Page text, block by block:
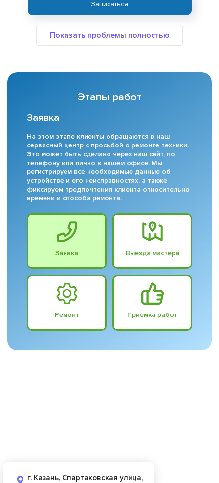
Записаться
Этапы работ
Заявка
На этом этапе клиенты обращаются в наш
сервисный центр с просьбой о ремонте техники.
Это может быть сделано через наш сайт, по
телефону или лично в нашем офисе. Мы
регистрируем все необходимые данные об
устройстве и его неисправностях, а также
фиксируем предпочтения клиента относительно
времени и способа ремонта.
Заявка Выезда мастера
Ремонт Приёмка работ
г. Казань, Спартаковская улица,